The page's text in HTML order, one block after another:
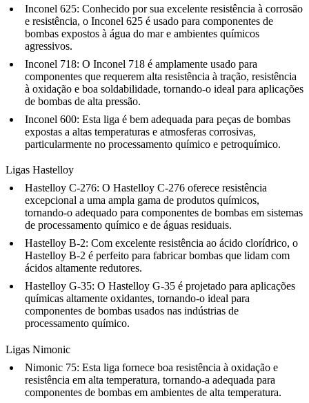
Inconel 625: Conhecido por sua excelente resistência à corrosão
e resistência, o Inconel 625 é usado para componentes de
bombas expostos à água do mar e ambientes químicos
agressivos.
Inconel 718: O Inconel 718 é amplamente usado para
componentes que requerem alta resistência à tração, resistência
à oxidação e boa soldabilidade, tornando-o ideal para aplicações
de bombas de alta pressão.
Inconel 600: Esta liga é bem adequada para peças de bombas
expostas a altas temperaturas e atmosferas corrosivas,
particularmente no processamento químico e petroquímico.
Ligas Hastelloy
Hastelloy C-276: O Hastelloy C-276 oferece resistência
excepcional a uma ampla gama de produtos químicos,
tornando-o adequado para componentes de bombas em sistemas
de processamento químico e de águas residuais.
Hastelloy B-2: Com excelente resistência ao ácido clorídrico, o
Hastelloy B-2 é perfeito para fabricar bombas que lidam com
ácidos altamente redutores.
Hastelloy G-35: O Hastelloy G-35 é projetado para aplicações
químicas altamente oxidantes, tornando-o ideal para
componentes de bombas usados nas indústrias de
processamento químico.
Ligas Nimonic
Nimonic 75: Esta liga fornece boa resistência à oxidação e
resistência em alta temperatura, tornando-a adequada para
componentes de bombas em ambientes de alta temperatura.